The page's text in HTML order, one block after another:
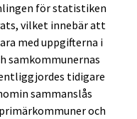
för statistiken
vilket innebär att
med uppgifterna i
samkommunernas
tidigare
sammanslås
och